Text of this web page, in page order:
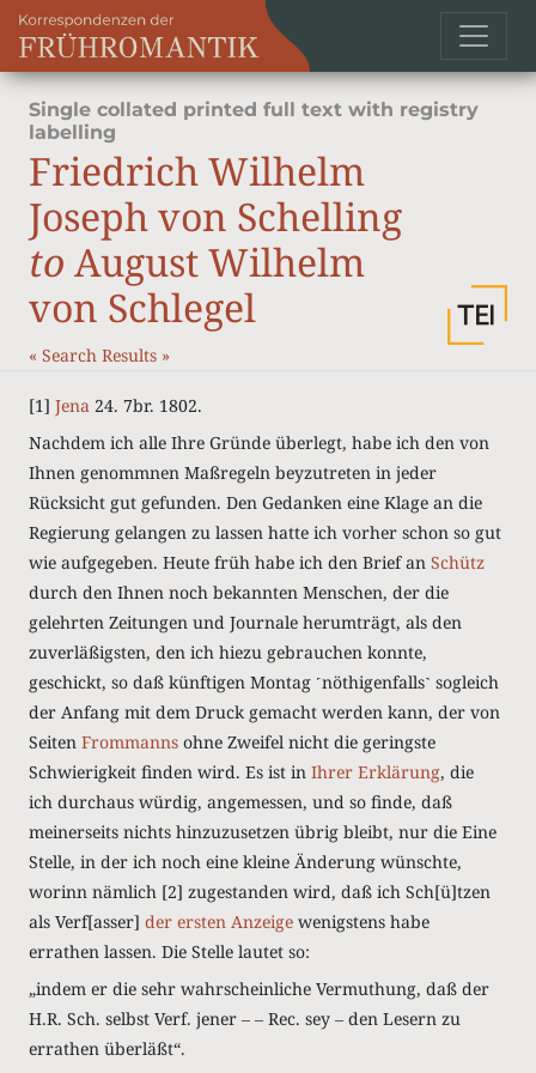
Single collated printed full text with registry
labelling
Friedrich Wilhelm
Joseph von Schelling
to August Wilhelm
von Schlegel
« Search Results »
[1] Jena 24. 7br. 1802.
Nachdem ich alle Ihre Gründe überlegt, habe ich den von
Ihnen genommnen Maßregeln beyzutreten in jeder
Rücksicht gut gefunden. Den Gedanken eine Klage an die
Regierung gelangen zu lassen hatte ich vorher schon so gut
wie aufgegeben. Heute früh habe ich den Brief an Schütz
durch den Ihnen noch bekannten Menschen, der die
gelehrten Zeitungen und Journale herumträgt, als den
zuverläßigsten, den ich hiezu gebrauchen konnte,
geschickt, so daß künftigen Montag ˹nöthigenfalls˺ sogleich
der Anfang mit dem Druck gemacht werden kann, der von
Seiten Frommanns ohne Zweifel nicht die geringste
Schwierigkeit finden wird. Es ist in Ihrer Erklärung, die
ich durchaus würdig, angemessen, und so finde, daß
meinerseits nichts hinzuzusetzen übrig bleibt, nur die Eine
Stelle, in der ich noch eine kleine Änderung wünschte,
worinn nämlich [2] zugestanden wird, daß ich Sch[ü]tzen
als Verf[asser] der ersten Anzeige wenigstens habe
errathen lassen. Die Stelle lautet so:
„indem er die sehr wahrscheinliche Vermuthung, daß der
H.R. Sch. selbst Verf. jener ‒ ‒ Rec. sey ‒ den Lesern zu
errathen überläßt“.